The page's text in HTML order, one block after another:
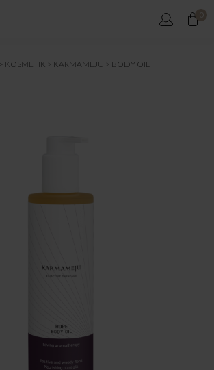
0
KOSMETIK KARMAMEJU BODY OIL